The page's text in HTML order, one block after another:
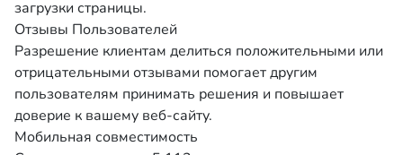
загрузки страницы.
Отзывы Пользователей
Разрешение клиентам делиться положительными или
отрицательными отзывами помогает другим
пользователям принимать решения и повышает
доверие к вашему веб-сайту.
Мобильная совместимость